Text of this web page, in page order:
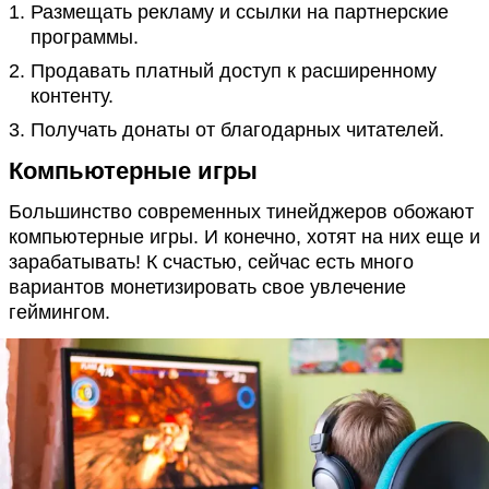
Размещать рекламу и ссылки на партнерские
программы.
Продавать платный доступ к расширенному
контенту.
Получать донаты от благодарных читателей.
Компьютерные игры
Большинство современных тинейджеров обожают
компьютерные игры. И конечно, хотят на них еще и
зарабатывать! К счастью, сейчас есть много
вариантов монетизировать свое увлечение
геймингом.